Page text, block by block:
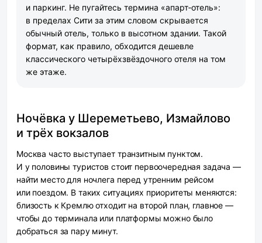
и паркинг. Не пугайтесь термина «апарт‑отель»:
в пределах Сити за этим словом скрывается
обычный отель, только в высотном здании. Такой
формат, как правило, обходится дешевле
классического четырёхзвёздочного отеля на том
же этаже.
Ночёвка у Шереметьево, Измайлово
и трёх вокзалов
Москва часто выступает транзитным пунктом.
И у половины туристов стоит первоочередная задача —
найти место для ночлега перед утренним рейсом
или поездом. В таких ситуациях приоритеты меняются:
близость к Кремлю отходит на второй план, главное —
чтобы до терминала или платформы можно было
добраться за пару минут.